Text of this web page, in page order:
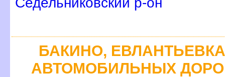
БАКИНО,
АВТОМОБИЛЬНЫХ